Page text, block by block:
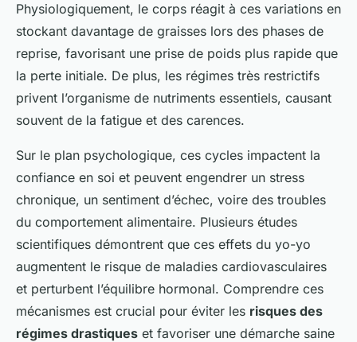
Physiologiquement, le corps réagit à ces variations en
stockant davantage de graisses lors des phases de
reprise, favorisant une prise de poids plus rapide que
la perte initiale. De plus, les régimes très restrictifs
privent l’organisme de nutriments essentiels, causant
souvent de la fatigue et des carences.
Sur le plan psychologique, ces cycles impactent la
confiance en soi et peuvent engendrer un stress
chronique, un sentiment d’échec, voire des troubles
du comportement alimentaire. Plusieurs études
scientifiques démontrent que ces effets du yo-yo
augmentent le risque de maladies cardiovasculaires
et perturbent l’équilibre hormonal. Comprendre ces
mécanismes est crucial pour éviter les risques des
régimes drastiques et favoriser une démarche saine